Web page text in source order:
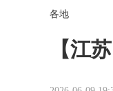
各地
【江